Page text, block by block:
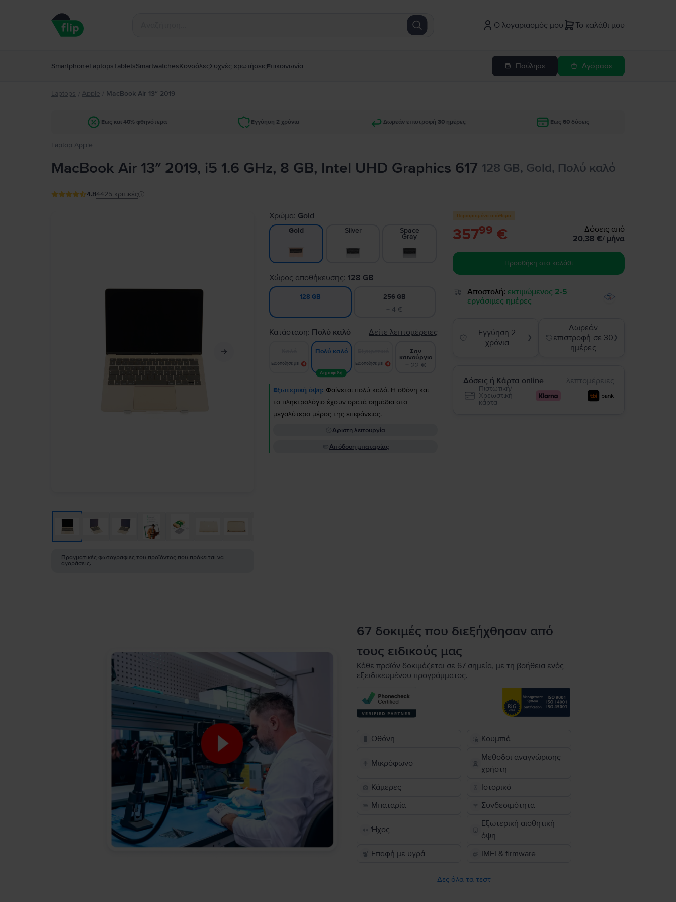
Ο λογαριασμός μου Το καλάθι μου
SmartphoneLaptopsTabletsSmartwatchesΚονσόλεςΣυχνές ερωτήσειςΕπικοινωνία Πούλησε Αγόρασε
Laptops / Apple / MacBook Air 13″ 2019
Έως και 40% φθηνότερα Εγγύηση 2 χρόνια Δωρεάν επιστροφή 30 ημέρες Έως 60 δόσεις
Laptop Apple
MacBook Air 13″ 2019, i5 1.6 GHz, 8 GB, Intel UHD Graphics 617 128 GB, Gold, Πολύ καλό
4.84425 κριτικές
Πραγματικές φωτογραφίες του προϊόντος που πρόκειται να
αγοράσεις.
Χρώμα: Gold
Gold Silver Space
Gray
Χώρος αποθήκευσης: 128 GB
128 GB 256 GB
+ 4 €
Κατάσταση: Πολύ καλό Δείτε λεπτομέρειες
Ειδοποίησε με!
Πολύ καλό
Δημοφιλή
Ειδοποίησε με!
Σαν
καινούργιο
+ 22 €
Εξωτερική όψη: Φαίνεται πολύ καλό. Η οθόνη και
το πληκτρολόγιο έχουν ορατά σημάδια στο
μεγαλύτερο μέρος της επιφάνειας.
Άριστη λειτουργία
Απόδοση μπαταρίας
Περιορισμένο απόθεμα
35799 €
Δόσεις από
20,38 €/ μήνα
Προσθήκη στο καλάθι
Αποστολή: εκτιμώμενος 2-5
εργάσιμες ημέρες
Εγγύηση 2
χρόνια
❯
Δωρεάν
επιστροφή σε 30
ημέρες
❯
Δόσεις ή Κάρτα online λεπτομέρειες
Πιστωτική/
Χρεωστική
κάρτα
67 δοκιμές που διεξήχθησαν από
τους ειδικούς μας
Κάθε προϊόν δοκιμάζεται σε 67 σημεία, με τη βοήθεια ενός
εξειδικευμένου προγράμματος.
Οθόνη Κουμπιά
Μικρόφωνο
Μέθοδοι αναγνώρισης
χρήστη
Κάμερες
Ιστορικό
Μπαταρία
Συνδεσιμότητα
Ήχος
Εξωτερική αισθητική
όψη
Επαφή με υγρά
IMEI & firmware
Δες όλα τα τεστ